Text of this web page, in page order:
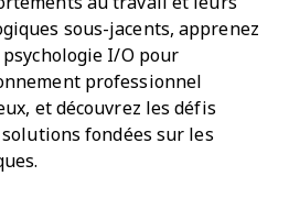
sous-jacents, apprenez
I/O pour
professionnel
et découvrez les défis
fondées sur les